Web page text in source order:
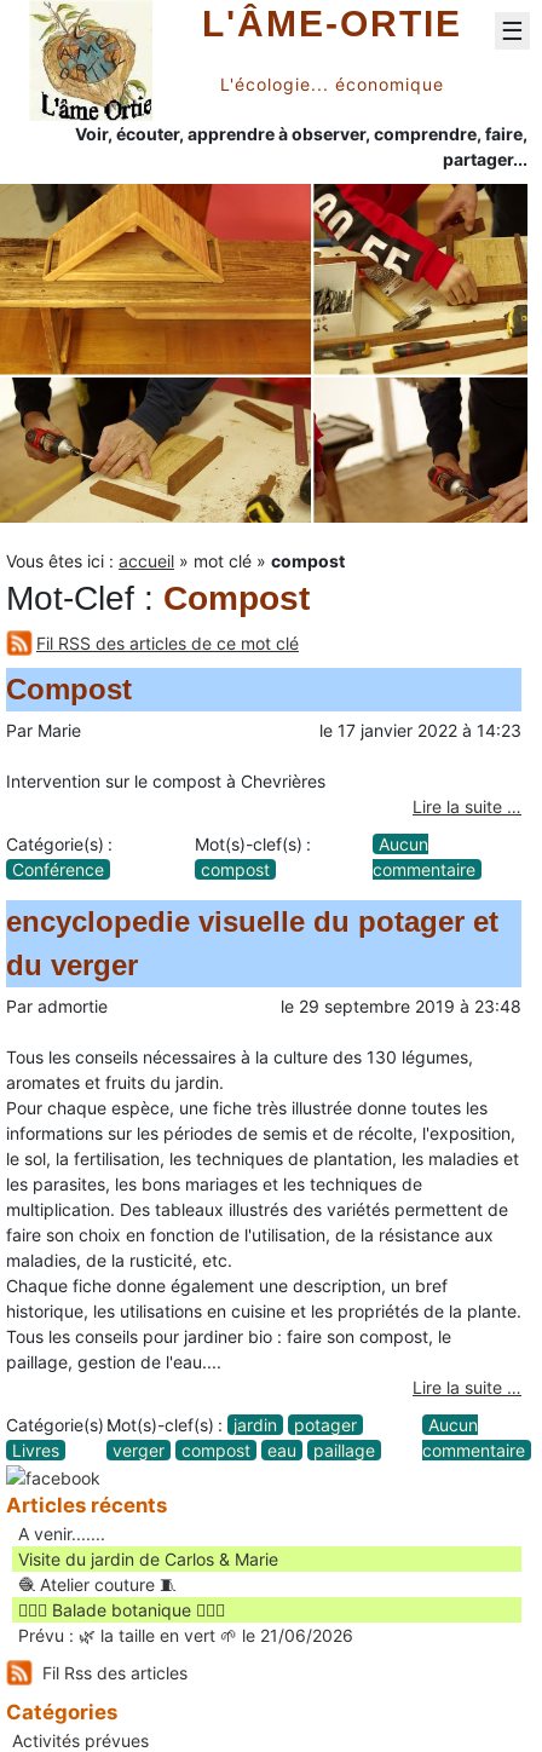
L'ÂME-ORTIE
L'écologie... économique
Voir, écouter, apprendre à observer, comprendre, faire,
partager...
☰
Vous êtes ici : accueil » mot clé » compost
Mot-Clef : Compost
Fil RSS des articles de ce mot clé
Compost
Par Marie le 17 janvier 2022 à 14:23
Intervention sur le compost à Chevrières
Lire la suite …
Catégorie(s) :
Conférence
Mot(s)-clef(s) :
compost
Aucun
commentaire
encyclopedie visuelle du potager et
du verger
Par admortie le 29 septembre 2019 à 23:48
Tous les conseils nécessaires à la culture des 130 légumes,
aromates et fruits du jardin.
Pour chaque espèce, une fiche très illustrée donne toutes les
informations sur les périodes de semis et de récolte, l'exposition,
le sol, la fertilisation, les techniques de plantation, les maladies et
les parasites, les bons mariages et les techniques de
multiplication. Des tableaux illustrés des variétés permettent de
faire son choix en fonction de l'utilisation, de la résistance aux
maladies, de la rusticité, etc.
Chaque fiche donne également une description, un bref
historique, les utilisations en cuisine et les propriétés de la plante.
Tous les conseils pour jardiner bio : faire son compost, le
paillage, gestion de l'eau....
Lire la suite …
Catégorie(s) :
Livres
Mot(s)-clef(s) : jardin
potager
verger
compost eau paillage
Aucun
commentaire
Articles récents
A venir.......
Visite du jardin de Carlos & Marie
🧶 Atelier couture 🧵
🚶🏻‍♀️ Balade botanique 🚶🏻‍♂️
Prévu : 🌿 la taille en vert 🌱 le 21/06/2026
Fil Rss des articles
Catégories
Activités prévues